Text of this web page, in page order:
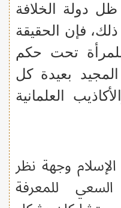
دولة الخلافة
فإن الحقيقة
تحت حكم
بعيدة كل
العلمانية
وجهة نظر
للمعرفة